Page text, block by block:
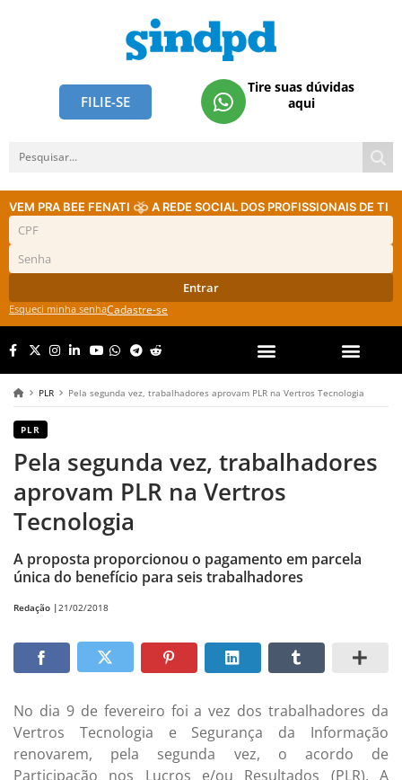
FILIE-SE
Tire suas dúvidas
aqui
VEM PRA BEE FENATI A REDE SOCIAL DOS PROFISSIONAIS DE TI
Entrar
Esqueci minha senhaCadastre-se
PLR Pela segunda vez, trabalhadores aprovam PLR na Vertros Tecnologia
PLR
Pela segunda vez, trabalhadores
aprovam PLR na Vertros
Tecnologia
A proposta proporcionou o pagamento em parcela
única do benefício para seis trabalhadores
Redação |21/02/2018
No dia 9 de fevereiro foi a vez dos trabalhadores da
Vertros Tecnologia e Segurança da Informação
renovarem, pela segunda vez, o acordo de
Participação nos Lucros e/ou Resultados (PLR). A